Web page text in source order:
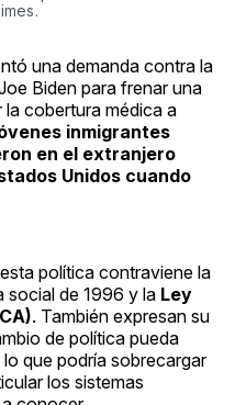
una demanda contra la
Biden para frenar una
la cobertura médica a
inmigrantes
en el extranjero
Unidos cuando
política contraviene la
social de 1996 y la Ley
. También expresan su
de política pueda
que podría sobrecargar
los sistemas